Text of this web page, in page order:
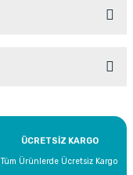
ÜCRETSİZ KARGO
Tüm Ürünlerde Ücretsiz Kargo